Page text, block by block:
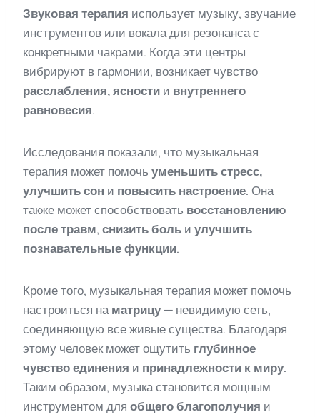
Звуковая терапия использует музыку, звучание
инструментов или вокала для резонанса с
конкретными чакрами. Когда эти центры
вибрируют в гармонии, возникает чувство
расслабления, ясности и внутреннего
равновесия.
Исследования показали, что музыкальная
терапия может помочь уменьшить стресс,
улучшить сон и повысить настроение. Она
также может способствовать восстановлению
после травм, снизить боль и улучшить
познавательные функции.
Кроме того, музыкальная терапия может помочь
настроиться на матрицу— невидимую сеть,
соединяющую все живые существа. Благодаря
этому человек может ощутить глубинное
чувство единения и принадлежности к миру.
Таким образом, музыка становится мощным
инструментом для общего благополучия и